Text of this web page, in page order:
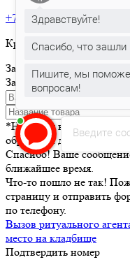
+7 495 150-36-47
Круглосуточная горячая
Заказать товар
Заполните и отправьте
*Нажимая кнопку
обработки данных и
Спасибо! Ваше
ближайшее время.
Что-то пошло не так!
страницу и отправить
по телефону.
Вызов ритуального
место на кладбище
Подтвердить номер
Введите
Здравствуйте!
Спасибо, что зашли
Пишите, мы
вопросам!